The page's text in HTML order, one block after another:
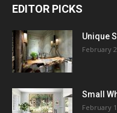
EDITOR PICKS
Unique
February
Small
February